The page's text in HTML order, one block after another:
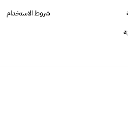
شروط الاستخدام